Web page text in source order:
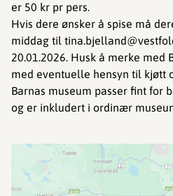
er 50 kr pr pers.
Hvis dere ønsker å spise må
middag til
20.01.2026. Husk å merke med
med eventuelle hensyn til kjøtt
Barnas museum passer fint for
og er inkludert i ordinær